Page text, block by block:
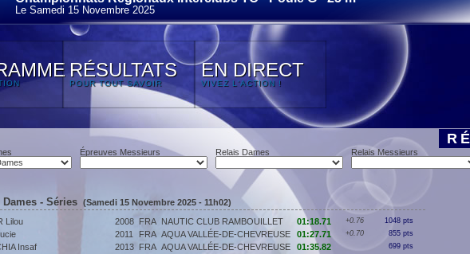
Le Samedi 15 Novembre 2025
RÉSULTATS
POUR TOUT SAVOIR
EN DIRECT
VIVEZ L'ACTION !
Épreuves Messieurs Relais Dames Relais Messieurs
Dames - Séries (Samedi 15 Novembre 2025 - 11h02)
Lilou 2008 FRA NAUTIC CLUB RAMBOUILLET 01:18.71 +0.76 1048 pts
2011 FRA AQUA VALLÉE-DE-CHEVREUSE 01:27.71 +0.70 855 pts
Insaf 2013 FRA AQUA VALLÉE-DE-CHEVREUSE 01:35.82 699 pts